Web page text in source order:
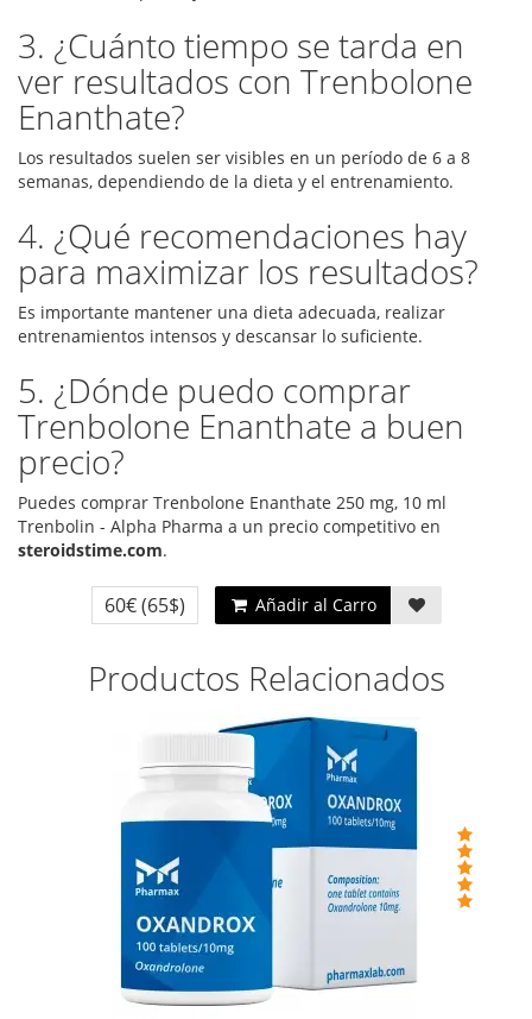
3. ¿Cuánto tiempo se tarda en
ver resultados con Trenbolone
Enanthate?
Los resultados suelen ser visibles en un período de 6 a 8
semanas, dependiendo de la dieta y el entrenamiento.
4. ¿Qué recomendaciones hay
para maximizar los resultados?
Es importante mantener una dieta adecuada, realizar
entrenamientos intensos y descansar lo suficiente.
5. ¿Dónde puedo comprar
Trenbolone Enanthate a buen
precio?
Puedes comprar Trenbolone Enanthate 250 mg, 10 ml
Trenbolin - Alpha Pharma a un precio competitivo en
steroidstime.com.
60€(65$) Añadir al Carro
Productos Relacionados